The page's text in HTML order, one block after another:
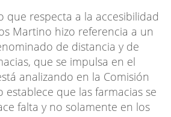
que respecta a la accesibilidad
Martino hizo referencia a un
de distancia y de
que se impulsa en el
analizando en la Comisión
establece que las farmacias se
falta y no solamente en los